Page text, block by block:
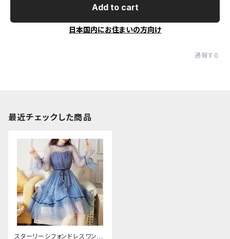
Add to cart
日本国内にお住まいの方向け
通報する
最近チェックした商品
スターリーシフォンドレスワンピ